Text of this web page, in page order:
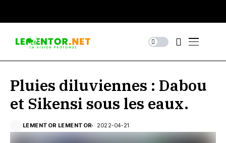
Pluies diluviennes : Dabou
et Sikensi sous les eaux.
LEMENTOR LEMENTOR 2022-04-21